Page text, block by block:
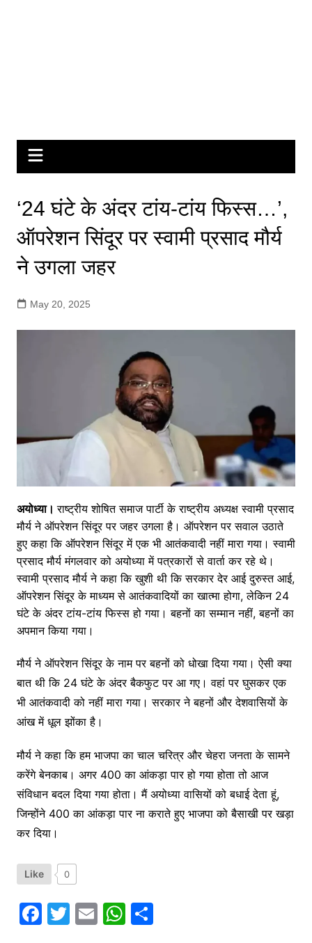
‘24 घंटे के अंदर टांय-टांय फिस्स…’,
ऑपरेशन सिंदूर पर स्वामी प्रसाद मौर्य
ने उगला जहर
May 20, 2025
अयोध्या।राष्ट्रीय शोषित समाज पार्टी के राष्ट्रीय अध्यक्ष स्वामी प्रसाद
मौर्य ने ऑपरेशन सिंदूर पर जहर उगला है। ऑपरेशन पर सवाल उठाते
हुए कहा कि ऑपरेशन सिंदूर में एक भी आतंकवादी नहीं मारा गया। स्वामी
प्रसाद मौर्य मंगलवार को अयोध्या में पत्रकारों से वार्ता कर रहे थे।
स्वामी प्रसाद मौर्य ने कहा कि खुशी थी कि सरकार देर आई दुरुस्त आई,
ऑपरेशन सिंदूर के माध्यम से आतंकवादियों का खात्मा होगा, लेकिन 24
घंटे के अंदर टांय-टांय फिस्स हो गया। बहनों का सम्मान नहीं, बहनों का
अपमान किया गया।
मौर्य ने ऑपरेशन सिंदूर के नाम पर बहनों को धोखा दिया गया। ऐसी क्या
बात थी कि 24 घंटे के अंदर बैकफुट पर आ गए। वहां पर घुसकर एक
भी आतंकवादी को नहीं मारा गया। सरकार ने बहनों और देशवासियों के
आंख में धूल झोंका है।
मौर्य ने कहा कि हम भाजपा का चाल चरित्र और चेहरा जनता के सामने
करेंगे बेनकाब। अगर 400 का आंकड़ा पार हो गया होता तो आज
संविधान बदल दिया गया होता। मैं अयोध्या वासियों को बधाई देता हूं,
जिन्होंने 400 का आंकड़ा पार ना कराते हुए भाजपा को बैसाखी पर खड़ा
कर दिया।
Like 0
F T E W S